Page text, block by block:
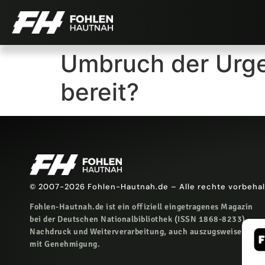
Umbruch der
bereit?
© 2007-2026 Fohlen-Hautnah.de – Alle rechte
Fohlen-Hautnah.de ist ein offiziell eingetragenes Magazin
bei der Deutschen Nationalbibliothek (ISSN 1868-8233).
Nachdruck und Weiterverarbeitung, auch auszugsweise, nur
mit Genehmigung.